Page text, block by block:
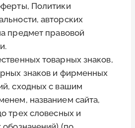
Политики
авторских
предмет правовой
товарных знаков,
знаков и фирменных
сходных с вашим
названием сайта,
трех словесных и